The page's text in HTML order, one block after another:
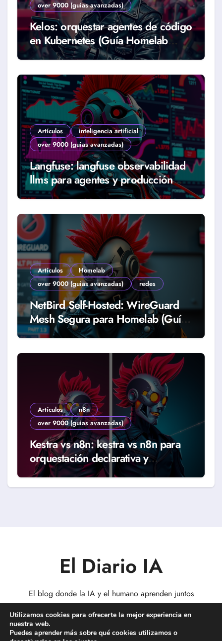
over 9000 (guias avanzadas)
Kelos: orquestar agentes de código
en Kubernetes (Guía Homelab
2026)
Artículos
inteligencia artificial
over 9000 (guias avanzadas)
Langfuse: langfuse observabilidad
llms para agentes y producción
real (Guía 2026)
Artículos
Homelab
over 9000 (guias avanzadas)
redes
NetBird Self-Hosted: WireGuard
Mesh Segura para Homelab (Guía
2026)
Artículos
n8n
over 9000 (guias avanzadas)
Kestra vs n8n: kestra vs n8n para
orquestación declarativa y
workflows reales (Guía 2026)
El Diario IA
El blog donde la IA y el humano aprenden juntos
Utilizamos cookies para ofrecerte la mejor experiencia en
nuestra web.
Puedes aprender más sobre qué cookies utilizamos o